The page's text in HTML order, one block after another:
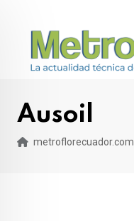
Ausoil
metroflorecuador.com